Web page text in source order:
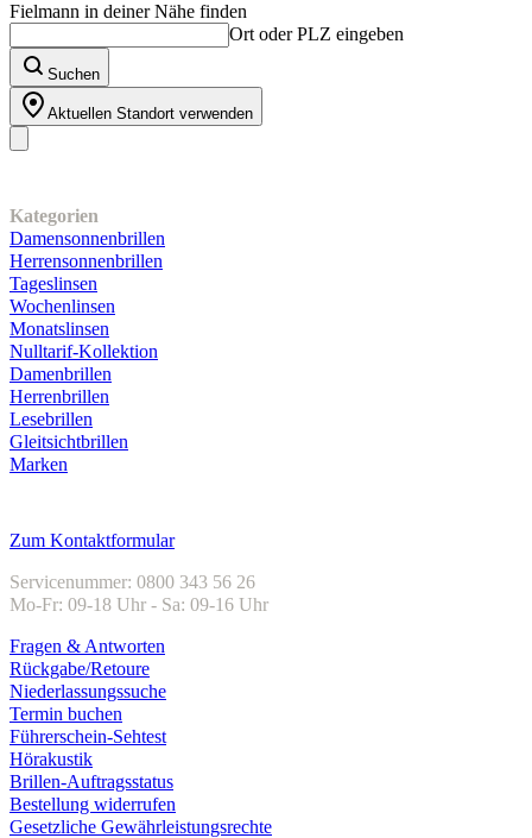
Fielmann in deiner Nähe finden
Ort oder PLZ eingeben
Suchen
Aktuellen Standort verwenden
Kategorien
Damensonnenbrillen
Herrensonnenbrillen
Tageslinsen
Wochenlinsen
Monatslinsen
Nulltarif-Kollektion
Damenbrillen
Herrenbrillen
Lesebrillen
Gleitsichtbrillen
Marken
Zum Kontaktformular
Servicenummer: 0800 343 56 26
Mo-Fr: 09-18 Uhr - Sa: 09-16 Uhr
Fragen & Antworten
Rückgabe/Retoure
Niederlassungssuche
Termin buchen
Führerschein-Sehtest
Hörakustik
Brillen-Auftragsstatus
Bestellung widerrufen
Gesetzliche Gewährleistungsrechte